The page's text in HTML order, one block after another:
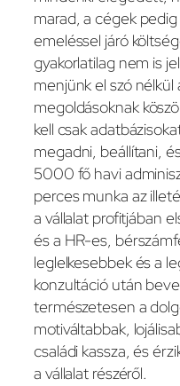
marad, a cégek
emeléssel járó
gyakorlatilag nem is
menjünk el szó
megoldásoknak
kell csak
megadni, beállítani,
5000 fő havi
perces munka az
a vállalat profitjában
és a HR-es,
leglelkesebbek és a
konzultáció után
természetesen a
motiváltabbak,
családi kassza, és
a vállalat részéről.